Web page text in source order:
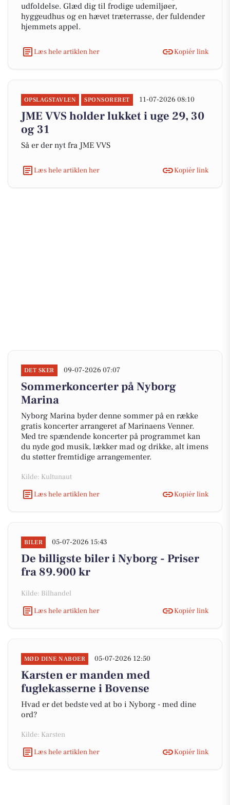
udfoldelse. Glæd dig til frodige udemiljøer,
hyggeudhus og en hævet træterrasse, der fuldender
hjemmets appel.
Læs hele artiklen her Kopiér link
OPSLAGSTAVLEN SPONSORERET 11-07-2026 08:10
JME VVS holder lukket i uge 29, 30
og 31
Så er der nyt fra JME VVS
Læs hele artiklen her Kopiér link
DET SKER 09-07-2026 07:07
Sommerkoncerter på Nyborg
Marina
Nyborg Marina byder denne sommer på en række
gratis koncerter arrangeret af Marinaens Venner.
Med tre spændende koncerter på programmet kan
du nyde god musik, lækker mad og drikke, alt imens
du støtter fremtidige arrangementer.
Kilde: Kultunaut
Læs hele artiklen her
Kopiér link
BILER 05-07-2026 15:43
De billigste biler i Nyborg - Priser
fra 89.900 kr
Kilde: Bilhandel
Læs hele artiklen her
Kopiér link
MØD DINE NABOER 05-07-2026 12:50
Karsten er manden med
fuglekasserne i Bovense
Hvad er det bedste ved at bo i Nyborg - med dine
ord?
Kilde: Karsten
Læs hele artiklen her
Kopiér link